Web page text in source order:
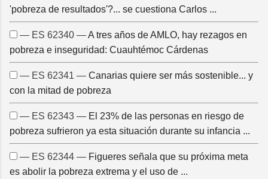
'pobreza de resultados'?... se cuestiona Carlos ...
— ES 62340 —A tres años de AMLO, hay rezagos en
pobreza e inseguridad: Cuauhtémoc Cárdenas
— ES 62341 — Canarias quiere ser más sostenible... y
con la mitad de pobreza
— ES 62343 — El 23% de las personas en riesgo de
pobreza sufrieron ya esta situación durante su infancia ...
— ES 62344 — Figueres señala que su próxima meta
es abolir la pobreza extrema y el uso de ...